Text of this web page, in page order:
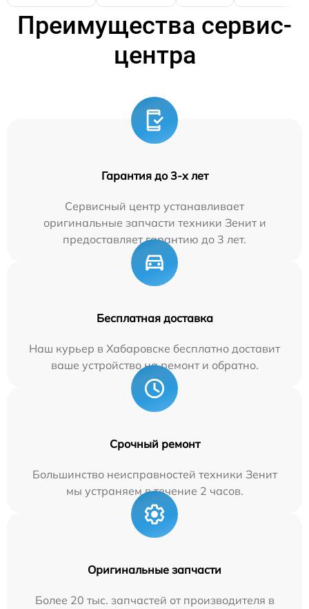
Преимущества сервис-
центра
Гарантия до 3-х лет
Сервисный центр устанавливает
оригинальные запчасти техники Зенит и
предоставляет гарантию до 3 лет.
Бесплатная доставка
Наш курьер в Хабаровске бесплатно доставит
ваше устройство на ремонт и обратно.
Срочный ремонт
Большинство неисправностей техники Зенит
мы устраняем в течение 2 часов.
Оригинальные запчасти
Более 20 тыс. запчастей от производителя в